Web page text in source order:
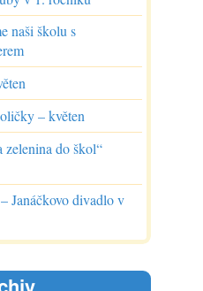
naši školu s
– květen
zelenina do škol“
Janáčkovo divadlo v